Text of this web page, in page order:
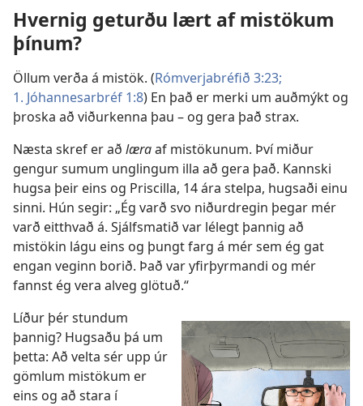
Hvernig geturðu lært af mistökum
þínum?
Öllum verða á mistök. (Rómverjabréfið 3:23;
1. Jóhannesarbréf 1:8) En það er merki um auðmýkt og
þroska að viðurkenna þau – og gera það strax.
Næsta skref er að læraaf mistökunum. Því miður
gengur sumum unglingum illa að gera það. Kannski
hugsa þeir eins og Priscilla, 14 ára stelpa, hugsaði einu
sinni. Hún segir: „Ég varð svo niðurdregin þegar mér
varð eitthvað á. Sjálfsmatið var lélegt þannig að
mistökin lágu eins og þungt farg á mér sem ég gat
engan veginn borið. Það var yfirþyrmandi og mér
fannst ég vera alveg glötuð.“
Líður þér stundum
þannig? Hugsaðu þá um
þetta: Að velta sér upp úr
gömlum mistökum er
eins og að stara í